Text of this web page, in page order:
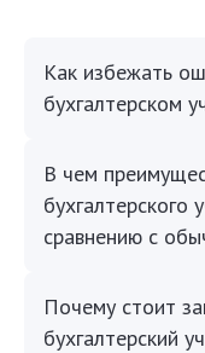
Как избежать
бухгалтерском
В чем
бухгалтерского
сравнению с
Почему стоит
бухгалтерский